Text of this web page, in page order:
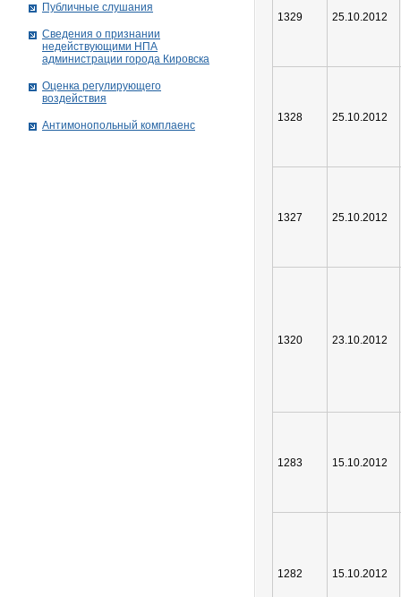
1329 25.10.2012
1328 25.10.2012
1327 25.10.2012
1320 23.10.2012
1283 15.10.2012
1282 15.10.2012
Публичные слушания
Сведения о признании
недействующими НПА
администрации города Кировскa
Оценка регулирующего
воздействия
Антимонопольный комплаенс